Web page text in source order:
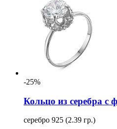
-25%
Кольцо из серебра с
серебро 925 (2.39 гр.)